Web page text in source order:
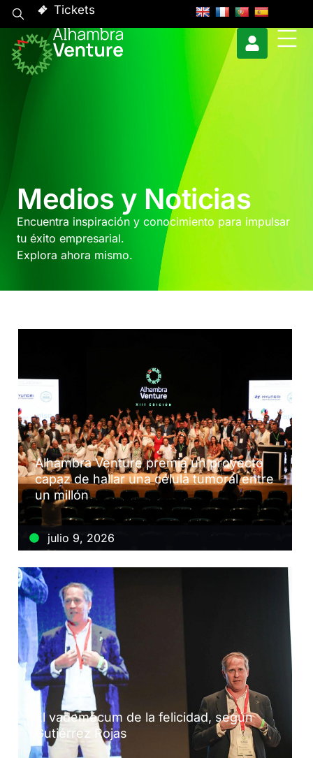
Tickets
Medios y Noticias
Encuentra inspiración y conocimiento para impulsar
tu éxito empresarial.
Explora ahora mismo.
Alhambra Venture premia un proyecto
capaz de hallar una célula tumoral entre
un millón
julio 9, 2026
El vademécum de la felicidad, según
Gutiérrez Rojas